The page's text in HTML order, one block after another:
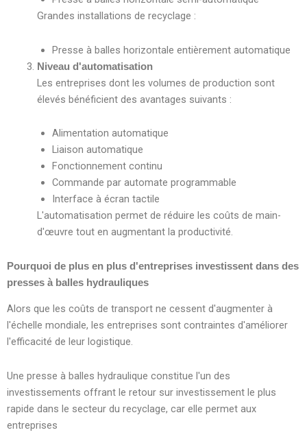
Grandes installations de recyclage :
Presse à balles horizontale entièrement automatique
Niveau d'automatisation
Les entreprises dont les volumes de production sont
élevés bénéficient des avantages suivants :
Alimentation automatique
Liaison automatique
Fonctionnement continu
Commande par automate programmable
Interface à écran tactile
L'automatisation permet de réduire les coûts de main-
d'œuvre tout en augmentant la productivité.
Pourquoi de plus en plus d'entreprises investissent dans des
presses à balles hydrauliques
Alors que les coûts de transport ne cessent d'augmenter à
l'échelle mondiale, les entreprises sont contraintes d'améliorer
l'efficacité de leur logistique.
Une presse à balles hydraulique constitue l'un des
investissements offrant le retour sur investissement le plus
rapide dans le secteur du recyclage, car elle permet aux
entreprises